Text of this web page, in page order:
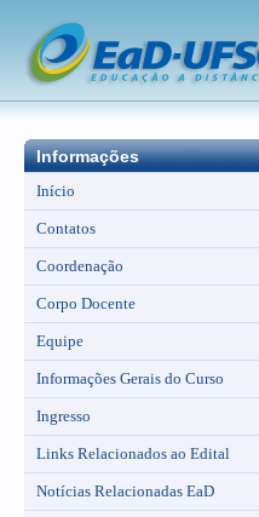
Informações
Início
Contatos
Coordenação
Corpo Docente
Equipe
Informações Gerais do Curso
Ingresso
Links Relacionados ao Edital
Notícias Relacionadas EaD